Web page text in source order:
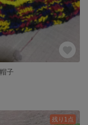
子
残り1点